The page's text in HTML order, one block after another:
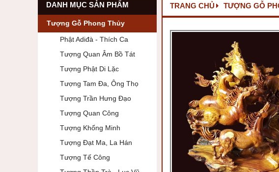
DANH MỤC SẢN PHẨM
Tượng Gỗ Phong Thủy
Phật Adiđà - Thích Ca
Tượng Quan Âm Bồ Tát
Tượng Phật Di Lặc
Tượng Tam Đa, Ông Thọ
Tượng Trần Hưng Đạo
Tượng Quan Công
Tượng Khổng Minh
Tượng Đạt Ma, La Hán
Tượng Tế Công
TRANG CHỦ TƯỢNG GỖ